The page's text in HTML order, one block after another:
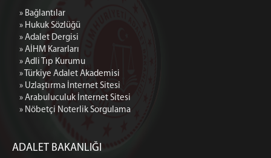
» Bağlantılar
» Hukuk Sözlüğü
» Adalet Dergisi
» AİHM Kararları
» Adli Tıp Kurumu
» Türkiye Adalet Akademisi
» Uzlaştırma İnternet Sitesi
» Arabuluculuk İnternet Sitesi
» Nöbetçi Noterlik Sorgulama
ADALET BAKANLIĞI